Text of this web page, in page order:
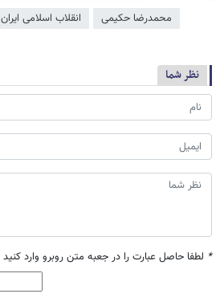
محمدرضا حکیمی انقلاب اسلامی ایران
نظر شما
* لطفا حاصل عبارت را در جعبه متن روبرو وارد کنید